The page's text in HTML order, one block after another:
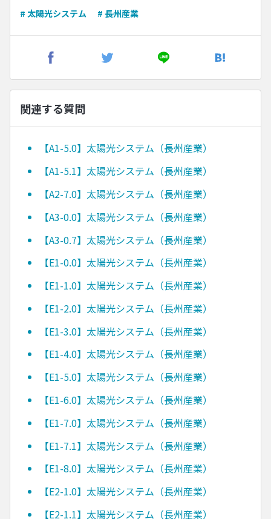
# 太陽光システム # 長州産業
関連する質問
【A1-5.0】太陽光システム（長州産業）
【A1-5.1】太陽光システム（長州産業）
【A2-7.0】太陽光システム（長州産業）
【A3-0.0】太陽光システム（長州産業）
【A3-0.7】太陽光システム（長州産業）
【E1-0.0】太陽光システム（長州産業）
【E1-1.0】太陽光システム（長州産業）
【E1-2.0】太陽光システム（長州産業）
【E1-3.0】太陽光システム（長州産業）
【E1-4.0】太陽光システム（長州産業）
【E1-5.0】太陽光システム（長州産業）
【E1-6.0】太陽光システム（長州産業）
【E1-7.0】太陽光システム（長州産業）
【E1-7.1】太陽光システム（長州産業）
【E1-8.0】太陽光システム（長州産業）
【E2-1.0】太陽光システム（長州産業）
【E2-1.1】太陽光システム（長州産業）